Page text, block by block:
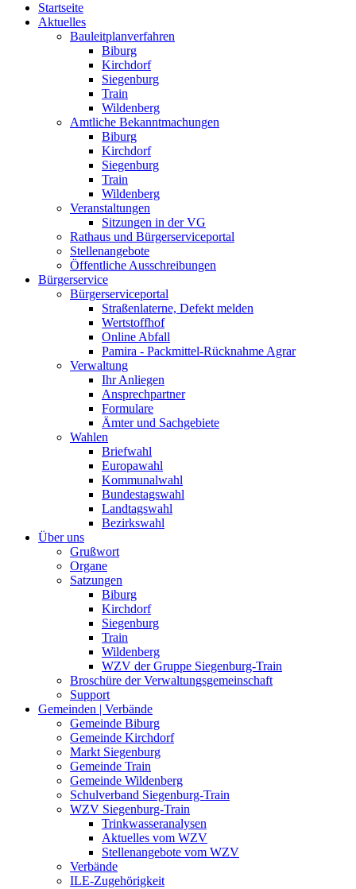
Startseite
Aktuelles
Bauleitplanverfahren
Biburg
Kirchdorf
Siegenburg
Train
Wildenberg
Amtliche Bekanntmachungen
Biburg
Kirchdorf
Siegenburg
Train
Wildenberg
Veranstaltungen
Sitzungen in der VG
Rathaus und Bürgerserviceportal
Stellenangebote
Öffentliche Ausschreibungen
Bürgerservice
Bürgerserviceportal
Straßenlaterne, Defekt melden
Wertstoffhof
Online Abfall
Pamira - Packmittel-Rücknahme Agrar
Verwaltung
Ihr Anliegen
Ansprechpartner
Formulare
Ämter und Sachgebiete
Wahlen
Briefwahl
Europawahl
Kommunalwahl
Bundestagswahl
Landtagswahl
Bezirkswahl
Über uns
Grußwort
Organe
Satzungen
Biburg
Kirchdorf
Siegenburg
Train
Wildenberg
WZV der Gruppe Siegenburg-Train
Broschüre der Verwaltungsgemeinschaft
Support
Gemeinden | Verbände
Gemeinde Biburg
Gemeinde Kirchdorf
Markt Siegenburg
Gemeinde Train
Gemeinde Wildenberg
Schulverband Siegenburg-Train
WZV Siegenburg-Train
Trinkwasseranalysen
Aktuelles vom WZV
Stellenangebote vom WZV
Verbände
ILE-Zugehörigkeit